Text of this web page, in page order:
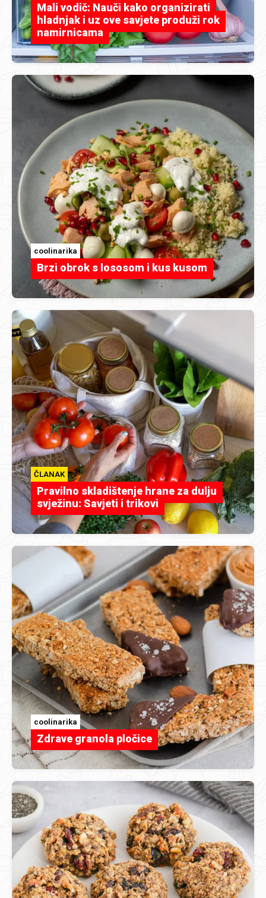
Mali vodič: Nauči kako organizirati
hladnjak i uz ove savjete produži rok
namirnicama
coolinarika
Brzi obrok s lososom i kus kusom
ČLANAK
Pravilno skladištenje hrane za dulju
svježinu: Savjeti i trikovi
coolinarika
Zdrave granola pločice